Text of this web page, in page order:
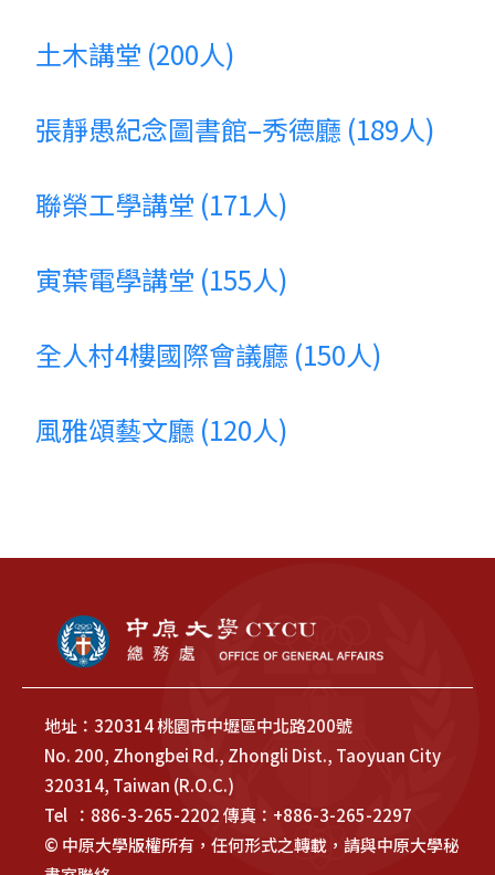
土木講堂 (200人)
張靜愚紀念圖書館–秀德廳 (189人)
聯榮工學講堂 (171人)
寅葉電學講堂 (155人)
全人村4樓國際會議廳 (150人)
風雅頌藝文廳 (120人)
地址：320314 桃園市中壢區中北路200號
No. 200, Zhongbei Rd., Zhongli Dist., Taoyuan City
320314, Taiwan (R.O.C.)
Tel ：886-3-265-2202 傳真：+886-3-265-2297
© 中原大學版權所有，任何形式之轉載，請與中原大學秘